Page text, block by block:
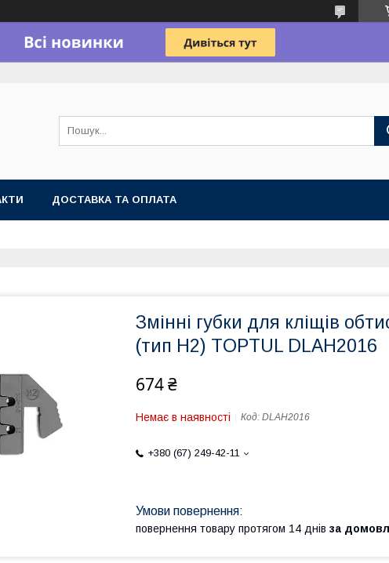
ДОСТАВКА ТА ОПЛАТА
Змінні губки для кліщів
(тип H2) TOPTUL DLAH2016
674 ₴
Немає в наявності Код: DLAH2016
+380 (67) 249-42-11
повернення товару протягом 14 днів за